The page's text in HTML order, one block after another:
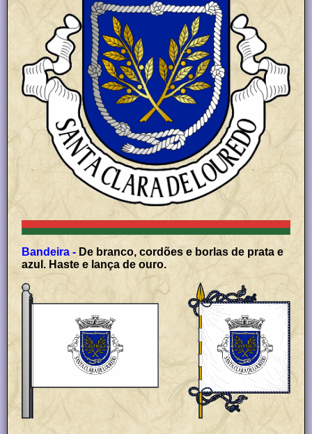
Bandeira - De branco, cordões e borlas de prata e
azul. Haste e lança de ouro.